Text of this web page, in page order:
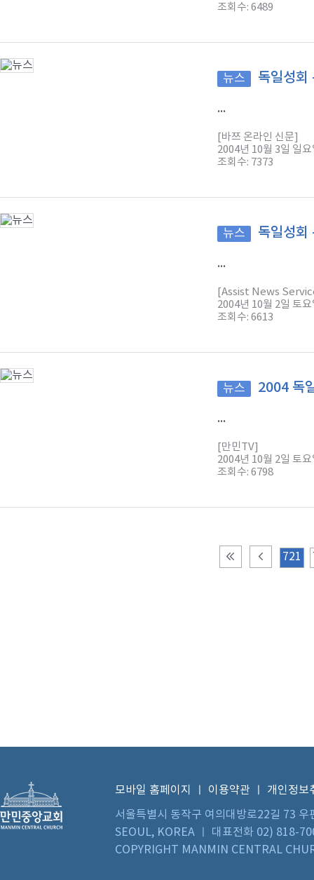
조회수: 6489
뉴스 독일성회
...
[바쯔 온라인 신문]
2004년 10월 3일 일요
조회수: 7373
뉴스 독일성
...
[Assist News
2004년 10월 2일 토요
조회수: 6613
뉴스 2004 독
...
[만민TV]
2004년 10월 2일 토요
조회수: 6798
721
모바일 홈페이지 이용약관
개인정보
서울특별시 동작구 여의대방로22길 73
SEOUL, KOREA ㅣ 대표전화 02) 818-
COPYRIGHT MANMIN CENTRAL